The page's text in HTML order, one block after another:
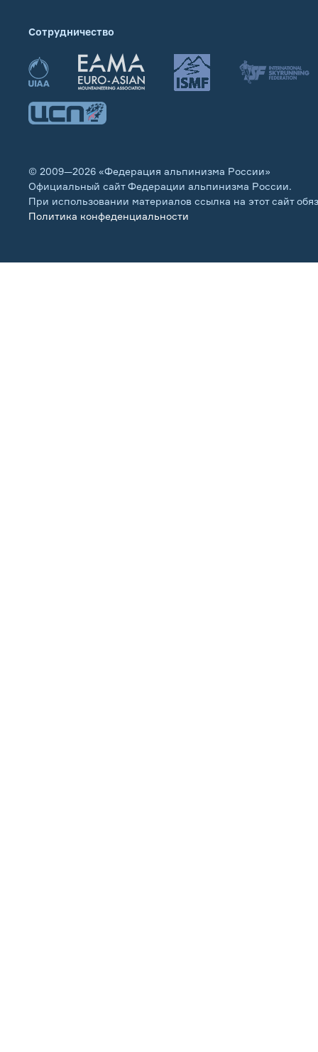
Сотрудничество
© 2009—2026 «Федерация альпинизма России»
Официальный сайт Федерации альпинизма России.
При использовании материалов ссылка на этот сайт
Политика конфеденциальности